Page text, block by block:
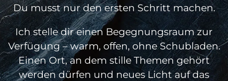
Du musst nur den ersten Schritt machen.
Ich stelle dir einen Begegnungsraum zur
Verfügung – warm, offen, ohne Schubladen.
Einen Ort, an dem stille Themen gehört
werden dürfen und neues Licht auf das